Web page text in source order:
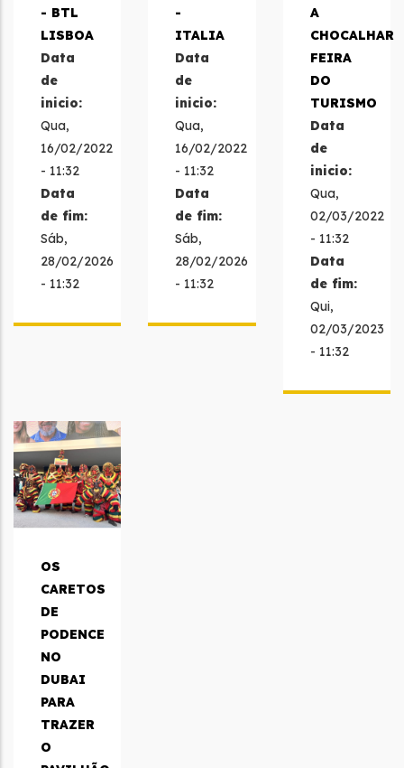
- BTL
LISBOA
Data
de
inicio:
Qua,
16/02/2022
- 11:32
Data
de fim:
Sáb,
28/02/2026
- 11:32
-
ITALIA
Data
de
inicio:
Qua,
16/02/2022
- 11:32
Data
de fim:
Sáb,
28/02/2026
- 11:32
A
CHOCALHAR
FEIRA
DO
TURISMO
Data
de
inicio:
Qua,
02/03/2022
- 11:32
Data
de fim:
Qui,
02/03/2023
- 11:32
OS
CARETOS
DE
PODENCE
NO
DUBAI
PARA
TRAZER
O